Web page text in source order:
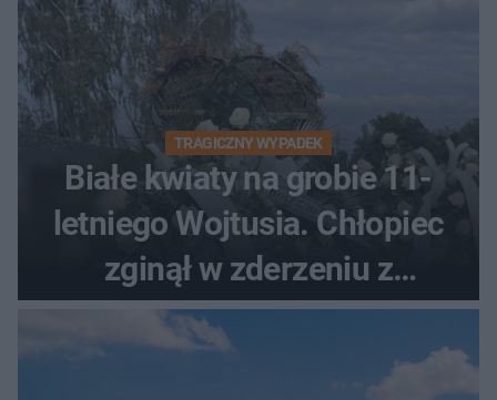
TRAGICZNY WYPADEK
Białe kwiaty na grobie 11-
letniego Wojtusia. Chłopiec
zginął w zderzeniu z
kombajnem